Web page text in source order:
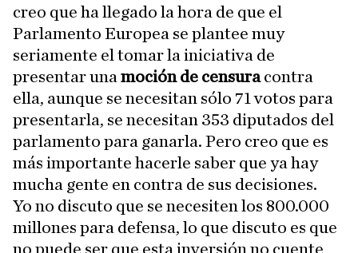
creo que ha llegado la hora de que el
Parlamento Europea se plantee muy
seriamente el tomar la iniciativa de
presentar una moción de censuracontra
ella, aunque se necesitan sólo 71 votos para
presentarla, se necesitan 353 diputados del
parlamento para ganarla. Pero creo que es
más importante hacerle saber que ya hay
mucha gente en contra de sus decisiones.
Yo no discuto que se necesiten los 800.000
millones para defensa, lo que discuto es que
no puede ser que esta inversión no cuente